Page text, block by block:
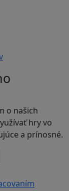
o našich
hry vo
a prínosné.